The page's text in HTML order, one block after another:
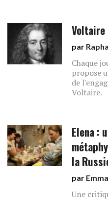
Voltaire
par
Chaque
propose
de
Voltaire.
Elena :
la
par
Une